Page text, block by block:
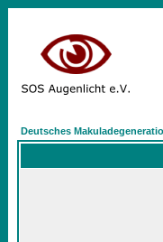
Deutsches